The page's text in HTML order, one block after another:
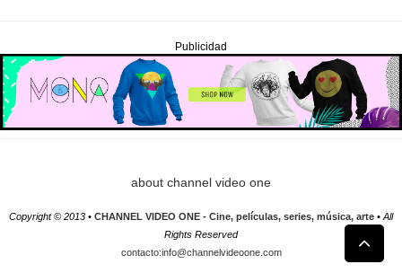
Publicidad
about channel video one
Copyright © 2013 • CHANNEL VIDEO ONE - Cine, películas, series, música, arte • All
Rights Reserved
contacto:info@channelvideoone.com